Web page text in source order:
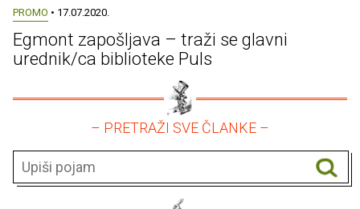
PROMO • 17.07.2020.
Egmont zapošljava – traži se glavni
urednik/ca biblioteke Puls
– PRETRAŽI SVE ČLANKE –